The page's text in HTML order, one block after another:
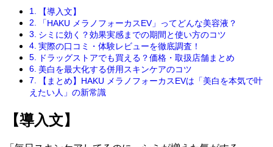
【導入文】
「HAKU メラノフォーカスEV」ってどんな美容液？
シミに効く？効果実感までの期間と使い方のコツ
実際の口コミ・体験レビューを徹底調査！
ドラッグストアでも買える？価格・取扱店舗まとめ
美白を最大化する併用スキンケアのコツ
【まとめ】HAKU メラノフォーカスEVは「美白を本気で叶
えたい人」の新常識
【導入文】